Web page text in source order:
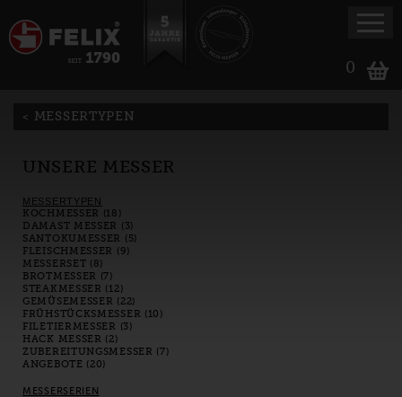
0
MESSERTYPEN
UNSERE MESSER
MESSERTYPEN
KOCHMESSER (18)
DAMAST MESSER (3)
SANTOKUMESSER (5)
FLEISCHMESSER (9)
MESSERSET (8)
BROTMESSER (7)
STEAKMESSER (12)
GEMÜSEMESSER (22)
FRÜHSTÜCKSMESSER (10)
FILETIERMESSER (3)
HACK MESSER (2)
ZUBEREITUNGSMESSER (7)
ANGEBOTE (20)
MESSERSERIEN